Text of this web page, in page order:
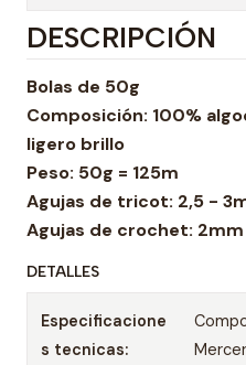
DESCRIPCIÓN
Bolas de 50g
Composición: 100%
ligero brillo
Peso: 50g = 125m
Agujas de tricot: 2,5 -
Agujas de crochet: 2mm
DETALLES
Especificacione
s tecnicas: